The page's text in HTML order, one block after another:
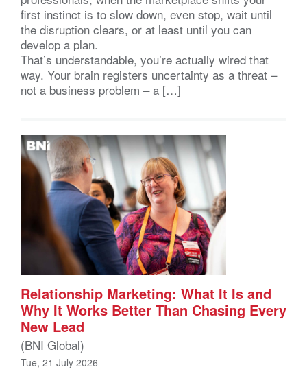
first instinct is to slow down, even stop, wait until
the disruption clears, or at least until you can
develop a plan.
That’s understandable, you’re actually wired that
way. Your brain registers uncertainty as a threat –
not a business problem – a […]
Relationship Marketing: What It Is and
Why It Works Better Than Chasing Every
New Lead
(BNI Global)
Tue, 21 July 2026